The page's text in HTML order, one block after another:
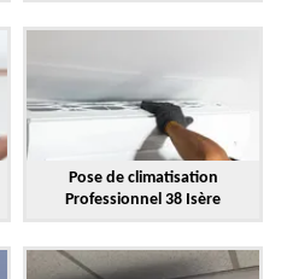
Pose de climatisation
Professionnel 38 Isère